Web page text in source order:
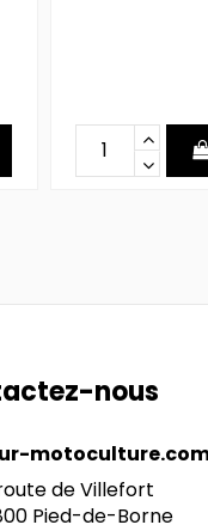
nous
de Villefort
Pied-de-Borne